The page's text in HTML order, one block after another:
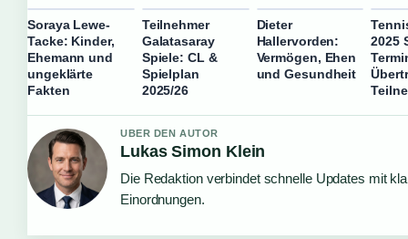
Soraya Lewe-
Tacke: Kinder,
Ehemann und
ungeklärte
Fakten
Teilnehmer
Galatasaray
Spiele: CL &
Spielplan
2025/26
Dieter
Hallervorden:
Vermögen, Ehen
und Gesundheit
2025
UBER DEN AUTOR
Lukas Simon Klein
Die Redaktion verbindet schnelle Updates mit
Einordnungen.